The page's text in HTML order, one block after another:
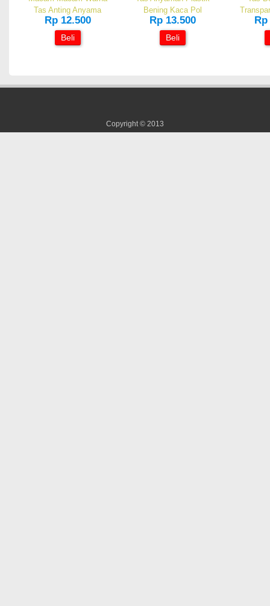
Tas Anting Anyama
Rp 12.500
Beli
Bening Kaca Pol
Rp 13.500
Beli
Rp
Copyright © 2013